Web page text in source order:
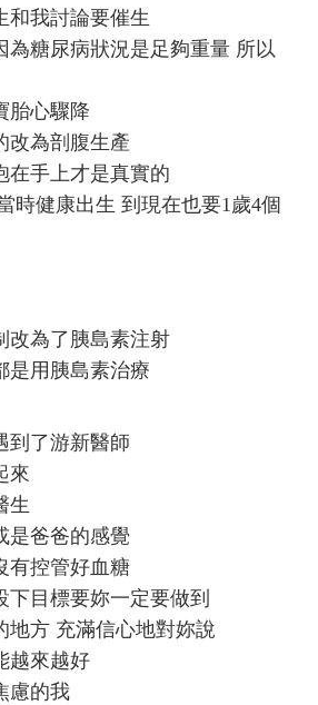
和我討論要催生
為糖尿病狀況是足夠重量 所以
胎心驟降
改為剖腹生產
在手上才是真實的
時健康出生 到現在也要1歲4個
改為了胰島素注射
是用胰島素治療
到了游新醫師
來
生
是爸爸的感覺
有控管好血糖
下目標要妳一定要做到
地方 充滿信心地對妳說
越來越好
慮的我